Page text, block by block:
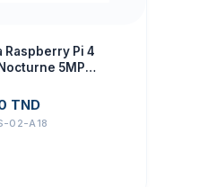
Raspberry Pi 4
5MP
TND
02-A18